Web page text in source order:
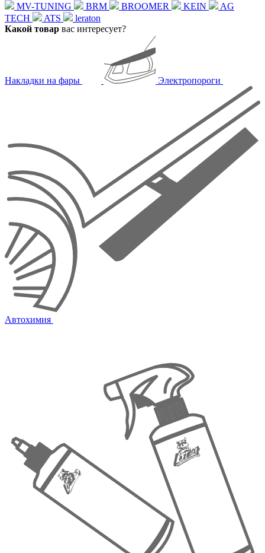
MV-TUNING
BRM BROOMER KEIN
AG
TECH
ATS
leraton
Какой товар вас интересует?
Накладки на фары Электропороги
Автохимия